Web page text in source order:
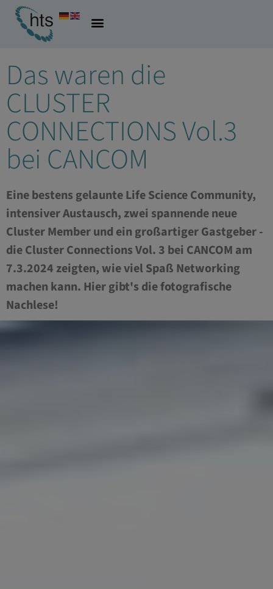
08.03.2024Allgemein
Das waren die
CLUSTER
CONNECTIONS Vol.3
bei CANCOM
Eine bestens gelaunte Life Science Community,
intensiver Austausch, zwei spannende neue
Cluster Member und ein großartiger Gastgeber -
die Cluster Connections Vol. 3 bei CANCOM am
7.3.2024 zeigten, wie viel Spaß Networking
machen kann. Hier gibt's die fotografische
Nachlese!